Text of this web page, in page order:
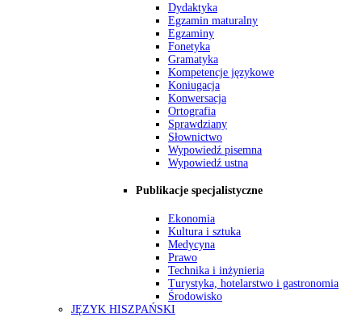
Dydaktyka
Egzamin maturalny
Egzaminy
Fonetyka
Gramatyka
Kompetencje językowe
Koniugacja
Konwersacja
Ortografia
Sprawdziany
Słownictwo
Wypowiedź pisemna
Wypowiedź ustna
Publikacje specjalistyczne
Ekonomia
Kultura i sztuka
Medycyna
Prawo
Technika i inżynieria
Turystyka, hotelarstwo i gastronomia
Środowisko
JĘZYK HISZPAŃSKI